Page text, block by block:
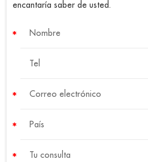
encantaría saber de usted.